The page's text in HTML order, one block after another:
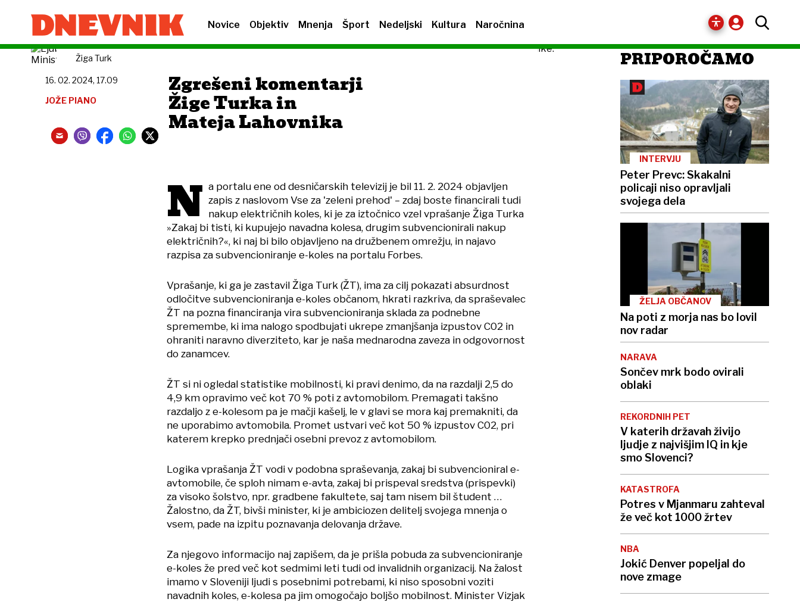
Novice Objektiv Mnenja Šport Nedeljski Kultura Naročnina
Žiga Turk
Zgrešeni komentarji
Žige Turka in
Mateja Lahovnika
16. 02. 2024, 17.09
JOŽE PIANO
N a portalu ene od desničarskih televizij je bil 11. 2. 2024 objavljen
zapis z naslovom Vse za 'zeleni prehod' – zdaj boste financirali tudi
nakup električnih koles, ki je za iztočnico vzel vprašanje Žiga Turka
»Zakaj bi tisti, ki kupujejo navadna kolesa, drugim subvencionirali nakup
električnih?«, ki naj bi bilo objavljeno na družbenem omrežju, in najavo
razpisa za subvencioniranje e-koles na portalu Forbes.
Vprašanje, ki ga je zastavil Žiga Turk (ŽT), ima za cilj pokazati absurdnost
odločitve subvencioniranja e-koles občanom, hkrati razkriva, da spraševalec
ŽT na pozna financiranja vira subvencioniranja sklada za podnebne
spremembe, ki ima nalogo spodbujati ukrepe zmanjšanja izpustov C02 in
ohraniti naravno diverziteto, kar je naša mednarodna zaveza in odgovornost
do zanamcev.
ŽT si ni ogledal statistike mobilnosti, ki pravi denimo, da na razdalji 2,5 do
4,9 km opravimo več kot 70 % poti z avtomobilom. Premagati takšno
razdaljo z e-kolesom pa je mačji kašelj, le v glavi se mora kaj premakniti, da
ne uporabimo avtomobila. Promet ustvari več kot 50 % izpustov C02, pri
katerem krepko prednjači osebni prevoz z avtomobilom.
Logika vprašanja ŽT vodi v podobna spraševanja, zakaj bi subvencioniral e-
avtomobile, če sploh nimam e-avta, zakaj bi prispeval sredstva (prispevki)
za visoko šolstvo, npr. gradbene fakultete, saj tam nisem bil študent …
Žalostno, da ŽT, bivši minister, ki je ambiciozen delitelj svojega mnenja o
vsem, pade na izpitu poznavanja delovanja države.
Za njegovo informacijo naj zapišem, da je prišla pobuda za subvencioniranje
e-koles že pred več kot sedmimi leti tudi od invalidnih organizacij. Na žalost
imamo v Sloveniji ljudi s posebnimi potrebami, ki niso sposobni voziti
navadnih koles, e-kolesa pa jim omogočajo boljšo mobilnost. Minister Vizjak
PRIPOROČAMO
INTERVJU
Peter Prevc: Skakalni
policaji niso opravljali
svojega dela
ŽELJA OBČANOV
Na poti z morja nas bo lovil
nov radar
NARAVA
Sončev mrk bodo ovirali
oblaki
REKORDNIH PET
V katerih državah živijo
ljudje z najvišjim IQ in kje
smo Slovenci?
KATASTROFA
Potres v Mjanmaru zahteval
že več kot 1000 žrtev
NBA
Jokić Denver popeljal do
nove zmage